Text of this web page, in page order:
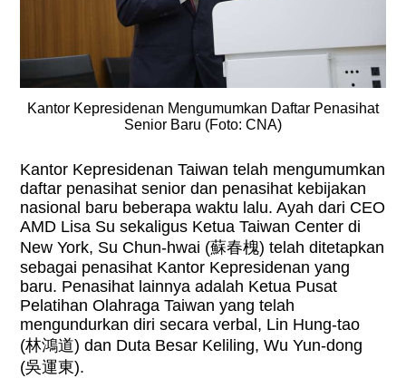
Kantor Kepresidenan Mengumumkan Daftar Penasihat
Senior Baru (Foto: CNA)
Kantor Kepresidenan Taiwan telah mengumumkan
daftar penasihat senior dan penasihat kebijakan
nasional baru beberapa waktu lalu. Ayah dari CEO
AMD Lisa Su sekaligus Ketua Taiwan Center di
New York, Su Chun-hwai (蘇春槐) telah ditetapkan
sebagai penasihat Kantor Kepresidenan yang
baru. Penasihat lainnya adalah Ketua Pusat
Pelatihan Olahraga Taiwan yang telah
mengundurkan diri secara verbal, Lin Hung-tao
(林鴻道) dan Duta Besar Keliling, Wu Yun-dong
(吳運東).